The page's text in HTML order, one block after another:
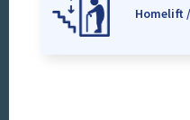
Homelift